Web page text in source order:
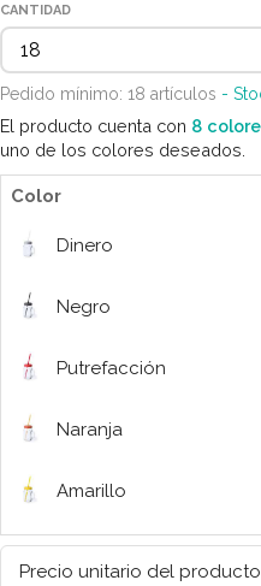
CANTIDAD
Pedido mínimo: 18 artículos -
El producto cuenta con 8
uno de los colores deseados.
Color
Dinero
Negro
Putrefacción
Naranja
Amarillo
Verde
Precio unitario del producto